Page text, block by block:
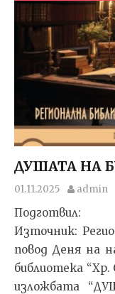
ДУШАТА НА
01.11.2025 admin
Подготвил:
Източник:
повод Деня на
библиотека
изложбата